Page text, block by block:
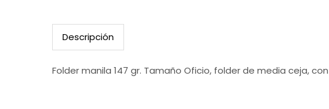
Descripción
Folder manila 147 gr. Tamaño Oficio, folder de media ceja,